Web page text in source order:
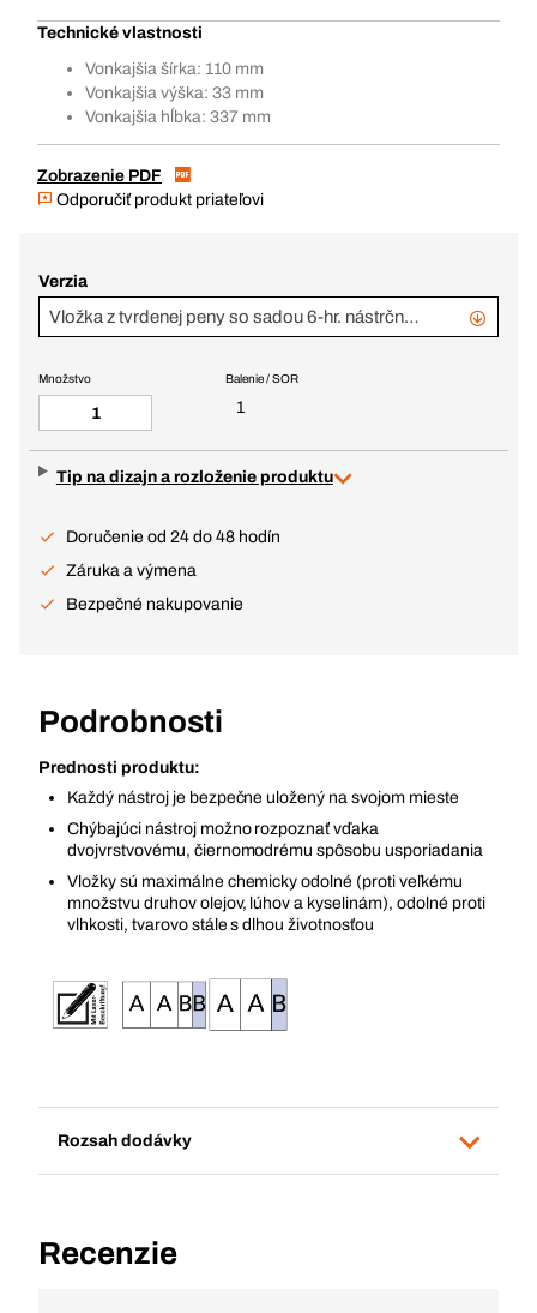
Technické vlastnosti
Vonkajšia šírka: 110 mm
Vonkajšia výška: 33 mm
Vonkajšia hĺbka: 337 mm
Zobrazenie PDF
Odporučiť produkt priateľovi
Verzia
Vložka z tvrdenej peny so sadou 6-hr. nástrčných kľúčov 1/2"
Balenie / SOR
1
Množstvo
Tip na dizajn a rozloženie produktu
Doručenie od 24 do 48 hodín
Záruka a výmena
Bezpečné nakupovanie
Podrobnosti
Prednosti produktu:
Každý nástroj je bezpečne uložený na svojom mieste
Chýbajúci nástroj možno rozpoznať vďaka
dvojvrstvovému, čiernomodrému spôsobu usporiadania
Vložky sú maximálne chemicky odolné (proti veľkému
množstvu druhov olejov, lúhov a kyselinám), odolné proti
vlhkosti, tvarovo stále s dlhou životnosťou
Rozsah dodávky
Recenzie